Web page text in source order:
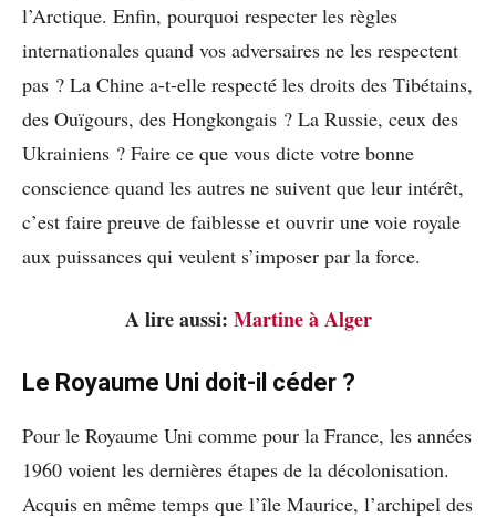
l’Arctique. Enfin, pourquoi respecter les règles
internationales quand vos adversaires ne les respectent
pas ? La Chine a-t-elle respecté les droits des Tibétains,
des Ouïgours, des Hongkongais ? La Russie, ceux des
Ukrainiens ? Faire ce que vous dicte votre bonne
conscience quand les autres ne suivent que leur intérêt,
c’est faire preuve de faiblesse et ouvrir une voie royale
aux puissances qui veulent s’imposer par la force.
A lire aussi: Martine à Alger
Le Royaume Uni doit-il céder ?
Pour le Royaume Uni comme pour la France, les années
1960 voient les dernières étapes de la décolonisation.
Acquis en même temps que l’île Maurice, l’archipel des